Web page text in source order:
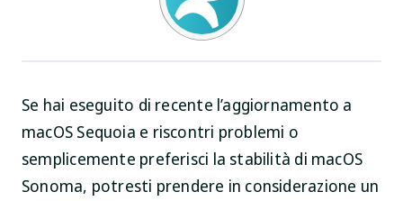
Se hai eseguito di recente l’aggiornamento a
macOS Sequoia e riscontri problemi o
semplicemente preferisci la stabilità di macOS
Sonoma, potresti prendere in considerazione un